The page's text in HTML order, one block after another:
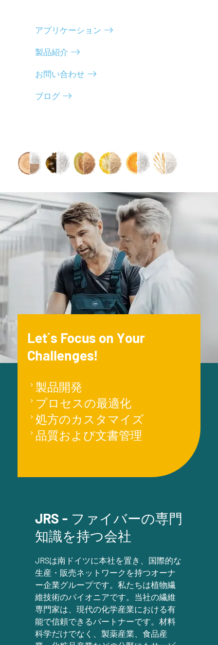
アプリケーション
製品紹介
お問い合わせ
ブログ
Let´s Focus on Your
Challenges!
製品開発
プロセスの最適化
処方のカスタマイズ
品質および文書管理
JRS - ファイバーの専門
知識を持つ会社
JRSは南ドイツに本社を置き、国際的な
生産・販売ネットワークを持つオーナ
ー企業グループです。私たちは植物繊
維技術のパイオニアです。当社の繊維
専門家は、現代の化学産業における有
能で信頼できるパートナーです。材料
科学だけでなく、製薬産業、食品産